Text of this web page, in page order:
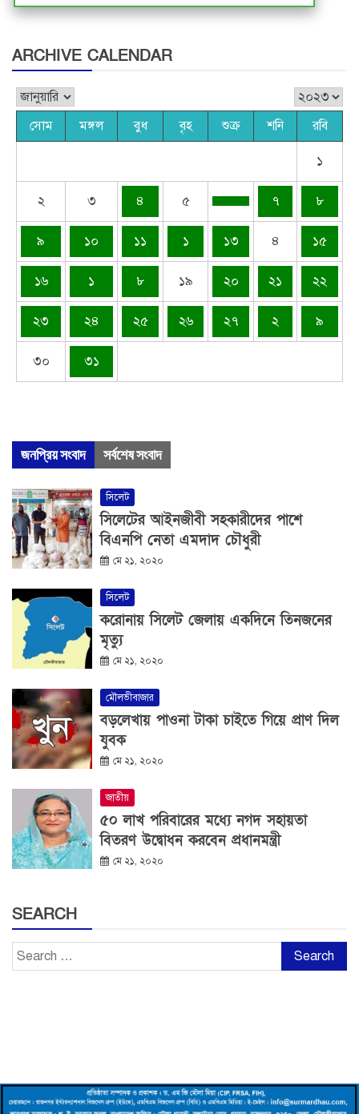
ARCHIVE CALENDAR
সোম মঙ্গল বুধ বৃহ শুক্র শনি রবি
১
২ ৩ ৪ ৫ ৭ ৮
৯ ১০ ১১ ১ ১৩ ৪ ১৫
১৬ ১ ৮ ১৯ ২০ ২১ ২২
২৩ ২৪ ২৫ ২৬ ২৭ ২ ৯
৩০ ৩১
জনপ্রিয় সংবাদ সর্বশেষ সংবাদ
সিলেট
সিলেটের আইনজীবী সহকারীদের পাশে
বিএনপি নেতা এমদাদ চৌধুরী
মে ২১, ২০২০
সিলেট
করোনায় সিলেট জেলায় একদিনে তিনজনের
মৃত্যু
মে ২১, ২০২০
মৌলভীবাজার
বড়লেখায় পাওনা টাকা চাইতে গিয়ে প্রাণ দিল
যুবক
মে ২১, ২০২০
জাতীয়
৫০ লাখ পরিবারের মধ্যে নগদ সহায়তা
বিতরণ উদ্বোধন করবেন প্রধানমন্ত্রী
মে ২১, ২০২০
SEARCH
Search
for: